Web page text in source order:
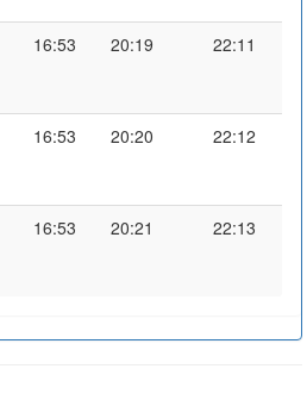
16:53 20:19 22:11
16:53 20:20 22:12
16:53 20:21 22:13